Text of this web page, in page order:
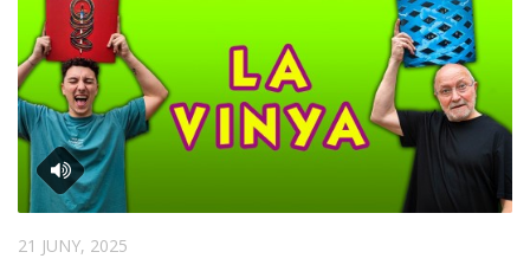
21 JUNY, 2025